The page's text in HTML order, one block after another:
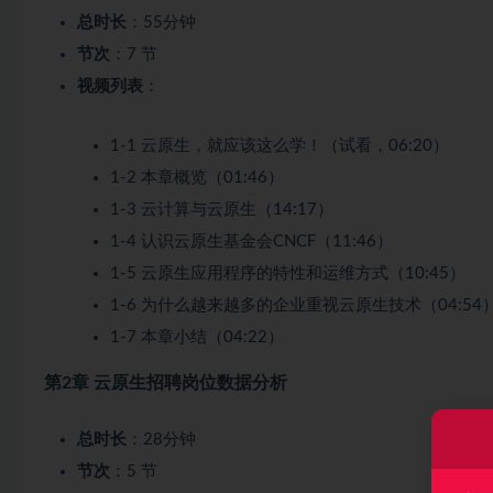
总时长 ：55分钟
节次 ：7 节
视频列表 ：
1-1 云原生，就应该这么学！（试看，06:20）
1-2 本章概览（01:46）
1-3 云计算与云原生（14:17）
1-4 认识云原生基金会CNCF（11:46）
1-5 云原生应用程序的特性和运维方式（10:45）
1-6 为什么越来越多的企业重视云原生技术（04:54）
1-7 本章小结（04:22）
第2章 云原生招聘岗位数据分析
总时长 ：28分钟
节次 ：5 节